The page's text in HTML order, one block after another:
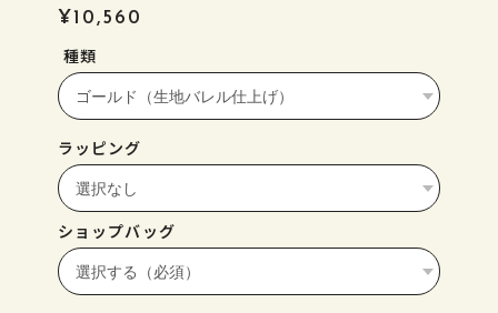
¥10,560
種類
ラッピング
ショップバッグ